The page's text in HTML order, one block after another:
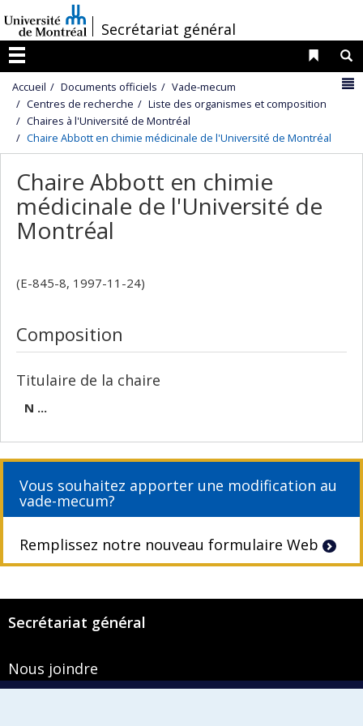
au
contenu
/
Secrétariat général
Menu
Liens
Accueil Documents officiels
Vade-mecum
Centres de recherche
Liste des organismes et composition
Chaires à l'Université de Montréal
Chaire Abbott en chimie médicinale de l'Université de Montréal
Chaire Abbott en chimie
médicinale de l'Université de
Montréal
(E-845-8, 1997-11-24)
Composition
Titulaire de la chaire
N ...
Vous souhaitez apporter une modification au
vade-mecum?
Remplissez notre nouveau formulaire Web
Secrétariat général
Nous joindre